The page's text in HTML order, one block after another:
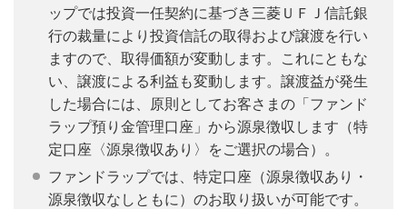
ップでは投資一任契約に基づき三菱ＵＦＪ信託銀
行の裁量により投資信託の取得および譲渡を行い
ますので、取得価額が変動します。これにともな
い、譲渡による利益も変動します。譲渡益が発生
した場合には、原則としてお客さまの「ファンド
ラップ預り金管理口座」から源泉徴収します（特
定口座〈源泉徴収あり〉をご選択の場合）。
ファンドラップでは、特定口座（源泉徴収あり・
源泉徴収なしともに）のお取り扱いが可能です。